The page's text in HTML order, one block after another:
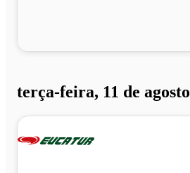
terça-feira, 11 de agosto